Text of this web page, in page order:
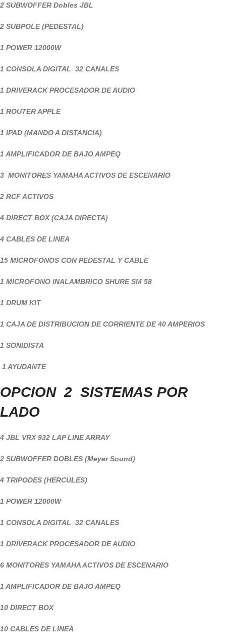
2 SUBWOFFER Dobles JBL
2 SUBPOLE (PEDESTAL)
1 POWER 12000W
1 CONSOLA DIGITAL 32 CANALES
1 DRIVERACK PROCESADOR DE AUDIO
1 ROUTER APPLE
1 IPAD (MANDO A DISTANCIA)
1 AMPLIFICADOR DE BAJO AMPEQ
3 MONITORES YAMAHA ACTIVOS DE ESCENARIO
2 RCF ACTIVOS
4 DIRECT BOX (CAJA DIRECTA)
4 CABLES DE LINEA
15 MICROFONOS CON PEDESTAL Y CABLE
1 MICROFONO INALAMBRICO SHURE SM 58
1 DRUM KIT
1 CAJA DE DISTRIBUCION DE CORRIENTE DE 40 AMPERIOS
1 SONIDISTA
1 AYUDANTE
OPCION 2 SISTEMAS POR
LADO
4 JBL VRX 932 LAP LINE ARRAY
2 SUBWOFFER DOBLES (Meyer Sound)
4 TRIPODES (HERCULES)
1 POWER 12000W
1 CONSOLA DIGITAL 32 CANALES
1 DRIVERACK PROCESADOR DE AUDIO
6 MONITORES YAMAHA ACTIVOS DE ESCENARIO
1 AMPLIFICADOR DE BAJO AMPEQ
10 DIRECT BOX
10 CABLES DE LINEA